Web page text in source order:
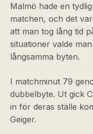
Malmö hade en
matchen, och det
att man tog lång tid
situationer valde
långsamma byten.
I matchminut 79
dubbelbyte. Ut gick
in för deras ställe
Geiger.